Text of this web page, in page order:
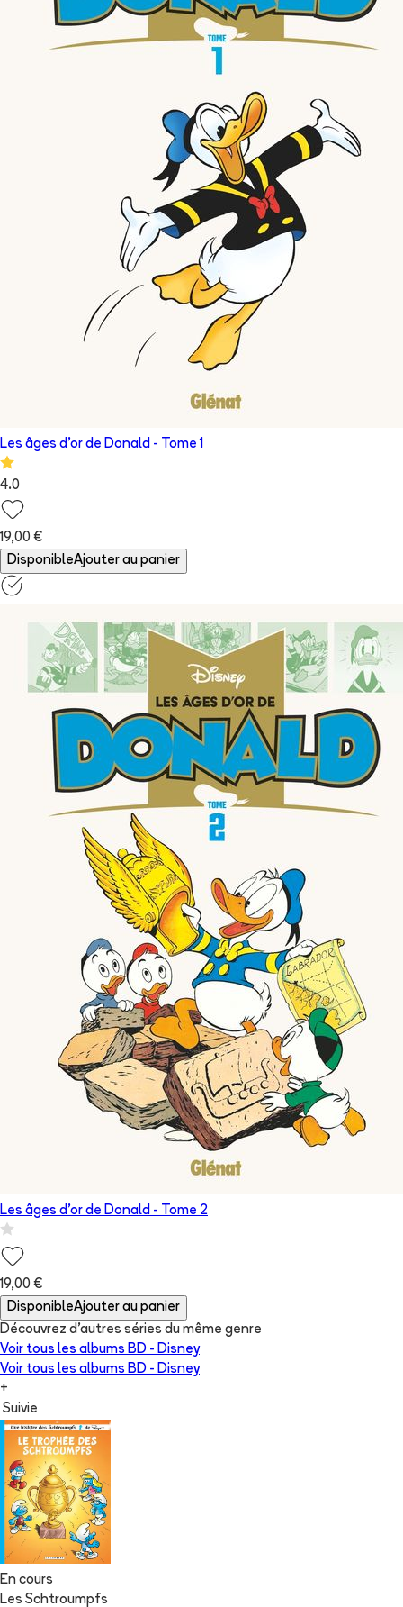
Les âges d'or de Donald - Tome 1
4.0
19,00 €
DisponibleAjouter au panier
Les âges d'or de Donald - Tome 2
19,00 €
DisponibleAjouter au panier
Découvrez d'autres séries du même genre
Voir tous les albums BD - Disney
Voir tous les albums BD - Disney
+
Suivie
En cours
Les Schtroumpfs